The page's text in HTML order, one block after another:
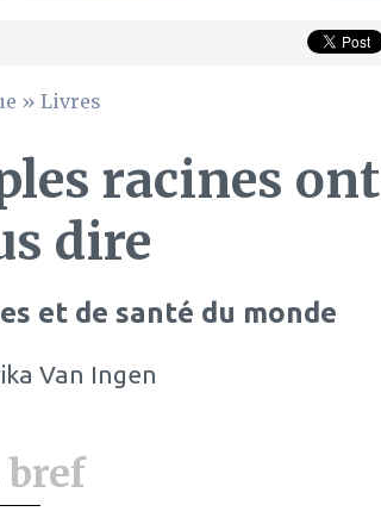
» Livres
racines ont
dire
et de santé du monde
Van Ingen
bref